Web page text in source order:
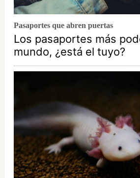
Pasaportes que abren puertas
Los pasaportes más
mundo, ¿está el tuyo?